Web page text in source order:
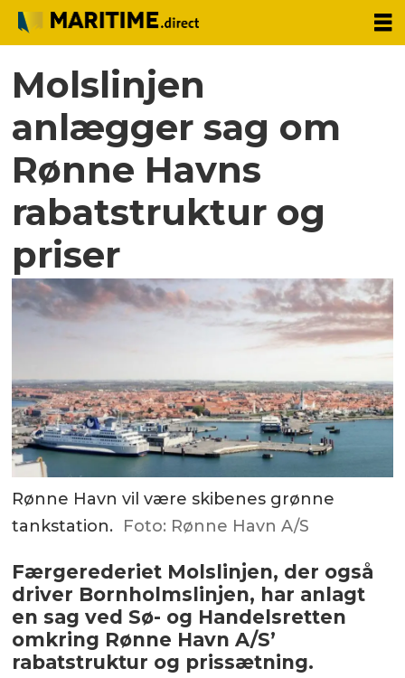
Molslinjen
anlægger sag om
Rønne Havns
rabatstruktur og
priser
Rønne Havn vil være skibenes grønne
tankstation. Foto: Rønne Havn A/S
Færgerederiet Molslinjen, der også
driver Bornholmslinjen, har anlagt
en sag ved Sø- og Handelsretten
omkring Rønne Havn A/S’
rabatstruktur og prissætning.